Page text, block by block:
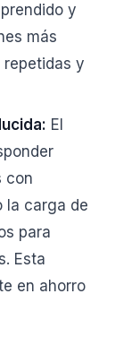
y
más
y
El
con
la carga de
para
Esta
en ahorro